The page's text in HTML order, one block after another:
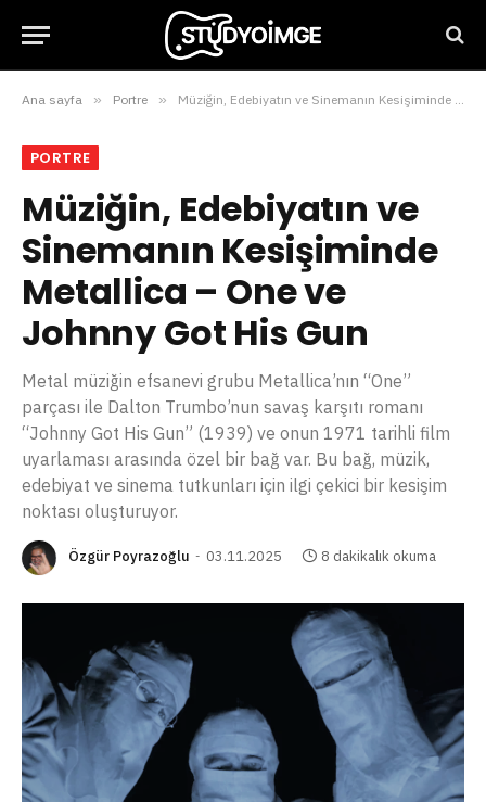
Ana sayfa » Portre » Müziğin, Edebiyatın ve Sinemanın Kesişiminde Metallica – One ve Johnny Got His Gun
PORTRE
Müziğin, Edebiyatın ve
Sinemanın Kesişiminde
Metallica – One ve
Johnny Got His Gun
Metal müziğin efsanevi grubu Metallica’nın “One”
parçası ile Dalton Trumbo’nun savaş karşıtı romanı
“Johnny Got His Gun” (1939) ve onun 1971 tarihli film
uyarlaması arasında özel bir bağ var. Bu bağ, müzik,
edebiyat ve sinema tutkunları için ilgi çekici bir kesişim
noktası oluşturuyor.
Özgür Poyrazoğlu 03.11.2025 8 dakikalık okuma